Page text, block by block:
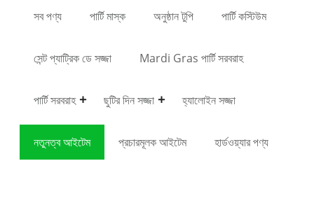
সব পণ্য পার্টি মাস্ক অনুষ্ঠান টুপি পার্টি কস্টিউম
সেন্ট প্যাট্রিক ডে সজ্জা Mardi Gras পার্টি সরবরাহ
পার্টি সরবরাহ ছুটির দিন সজ্জা হ্যালোইন সজ্জা
নতুনত্ব আইটেম প্রচারমূলক আইটেম হার্ডওয়্যার পণ্য